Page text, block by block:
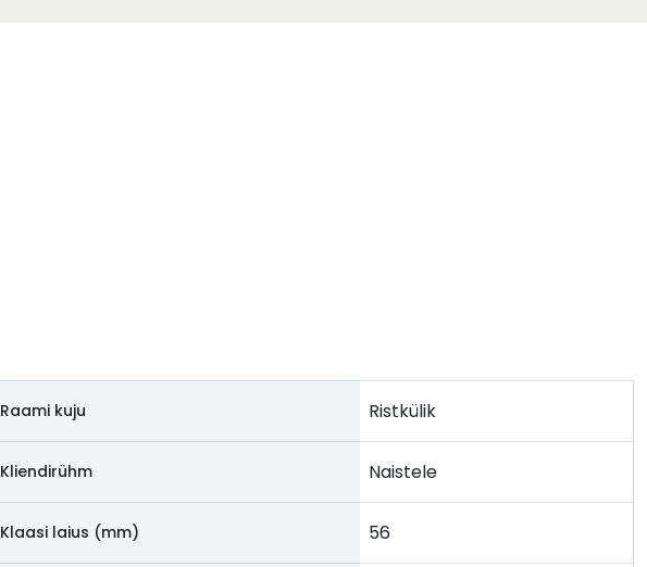
Raami kuju Ristkülik
Kliendirühm Naistele
Klaasi laius (mm) 56